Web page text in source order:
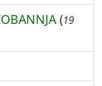
(19